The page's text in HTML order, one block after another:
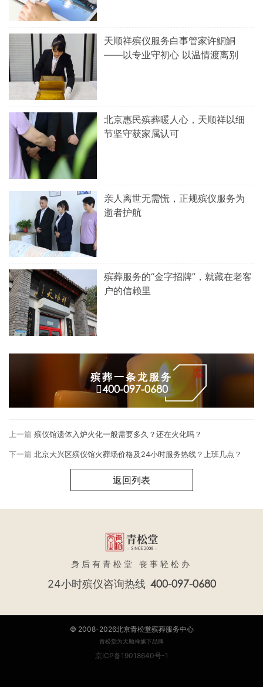
天顺祥殡仪服务白事管家许鮦鮦
——以专业守初心 以温情渡离别
北京惠民殡葬暖人心，天顺祥以细
节坚守获家属认可
亲人离世无需慌，正规殡仪服务为
逝者护航
殡葬服务的“金字招牌”，就藏在老客
户的信赖里
殡葬一条龙服务
400-097-0680
上一篇 殡仪馆遗体入炉火化一般需要多久？还在火化吗？
返回列表
下一篇 北京大兴区殡仪馆火葬场价格及24小时服务热线？上班几点？
身后有青松堂 丧事轻松办
24小时殡仪咨询热线 400-097-0680
© 2008-2026北京青松堂殡葬服务中心
青松堂为天顺祥旗下品牌
京ICP备19018640号-1